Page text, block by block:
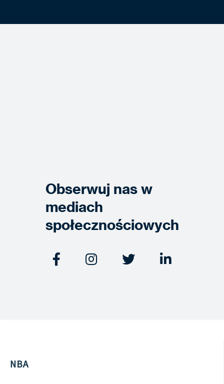
Obserwuj nas w
mediach
społecznościowych
   
NBA